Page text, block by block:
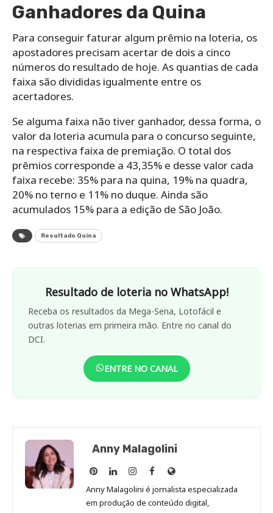
Ganhadores da Quina
Para conseguir faturar algum prêmio na loteria, os
apostadores precisam acertar de dois a cinco
números do resultado de hoje. As quantias de cada
faixa são divididas igualmente entre os
acertadores.
Se alguma faixa não tiver ganhador, dessa forma, o
valor da loteria acumula para o concurso seguinte,
na respectiva faixa de premiação. O total dos
prêmios corresponde a 43,35% e desse valor cada
faixa recebe: 35% para na quina, 19% na quadra,
20% no terno e 11% no duque. Ainda são
acumulados 15% para a edição de São João.
Resultado Quina
Resultado de loteria no WhatsApp!
Receba os resultados da Mega-Sena, Lotofácil e
outras loterias em primeira mão. Entre no canal do
DCI.
ENTRE NO CANAL
Anny Malagolini
Anny
Malagolini
no
Anny
Malagolini
no
Anny
Malagolini
no
Anny
Malagolini
no
Site
de
Anny
Anny Malagolini é jornalista especializada
em produção de conteúdo digital,